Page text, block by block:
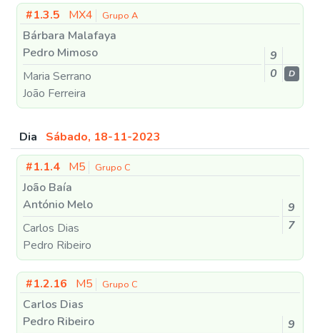
#1.3.5 MX4 Grupo A
Bárbara Malafaya
Pedro Mimoso
Maria Serrano
João Ferreira
9
0
D
Dia
Sábado, 18-11-2023
#1.1.4 M5 Grupo C
João Baía
António Melo
Carlos Dias
Pedro Ribeiro
9
7
#1.2.16 M5 Grupo C
Carlos Dias
Pedro Ribeiro
9